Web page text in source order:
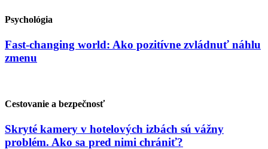
Psychológia
Fast-changing world: Ako pozitívne zvládnuť náhlu
zmenu
Cestovanie a bezpečnosť
Skryté kamery v hotelových izbách sú vážny
problém. Ako sa pred nimi chrániť?